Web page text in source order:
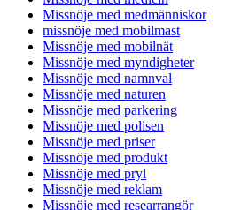
Missnöje med medmänniskor
missnöje med mobilmast
Missnöje med mobilnät
Missnöje med myndigheter
Missnöje med namnval
Missnöje med naturen
Missnöje med parkering
Missnöje med polisen
Missnöje med priser
Missnöje med produkt
Missnöje med pryl
Missnöje med reklam
Missnöje med researrangör